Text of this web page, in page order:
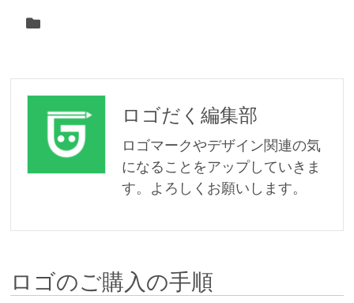
ロゴだく編集部
ロゴマークやデザイン関連の気
になることをアップしていきま
す。よろしくお願いします。
ロゴのご購入の手順